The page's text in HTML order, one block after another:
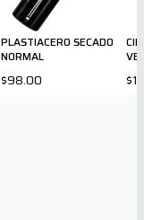
PLASTIACERO SECADO
NORMAL
$98.00